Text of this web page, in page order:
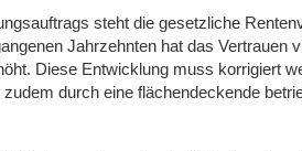
steht die gesetzliche
Jahrzehnten hat das Vertrauen
Diese Entwicklung muss korrigiert
durch eine flächendeckende